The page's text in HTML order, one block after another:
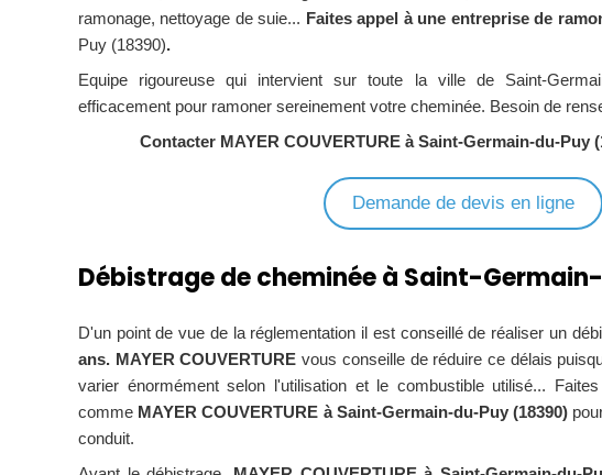
ramonage, nettoyage de suie... Faites appel à une entreprise de
Puy (18390).
Equipe rigoureuse qui intervient sur toute la ville de Saint-
efficacement pour ramoner sereinement votre cheminée. Besoin de
Contacter MAYER COUVERTURE à Saint-Germain-du-Puy
Demande de devis en ligne
Débistrage de cheminée à Saint-
D'un point de vue de la réglementation il est conseillé de réaliser un
ans. MAYER COUVERTURE vous conseille de réduire ce délais
varier énormément selon l'utilisation et le combustible utilisé...
comme MAYER COUVERTURE à Saint-Germain-du-Puy (18390)
conduit.